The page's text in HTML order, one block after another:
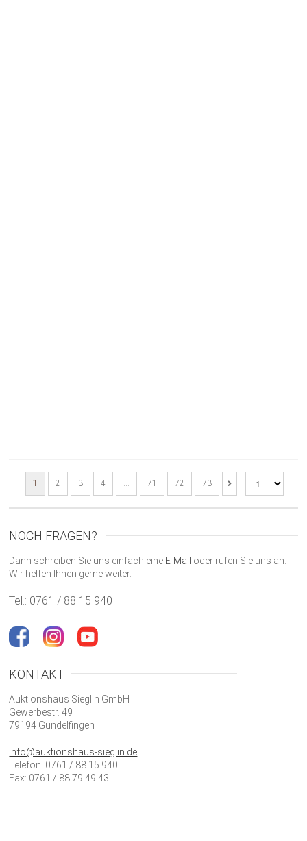
1 2 3 4 … 71 72 73
NOCH FRAGEN?
Dann schreiben Sie uns einfach eine E-Mail oder rufen Sie uns an.
Wir helfen Ihnen gerne weiter.
Tel.: 0761 / 88 15 940
KONTAKT
Auktionshaus Sieglin GmbH
Gewerbestr. 49
79194 Gundelfingen
info@auktionshaus-sieglin.de
Telefon: 0761 / 88 15 940
Fax: 0761 / 88 79 49 43